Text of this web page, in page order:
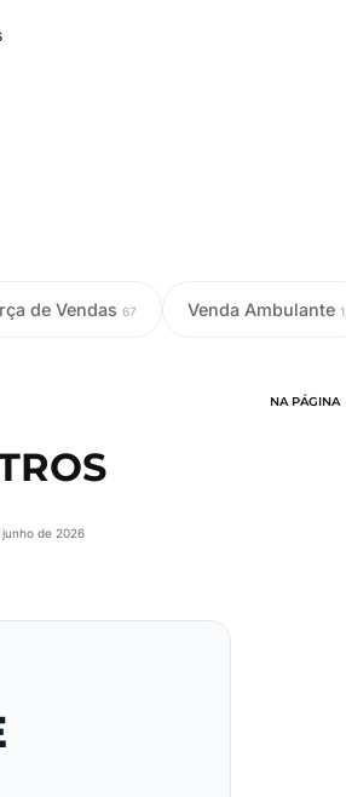
de Vendas 67 Venda Ambulante 1
de 2026
NA PÁGINA